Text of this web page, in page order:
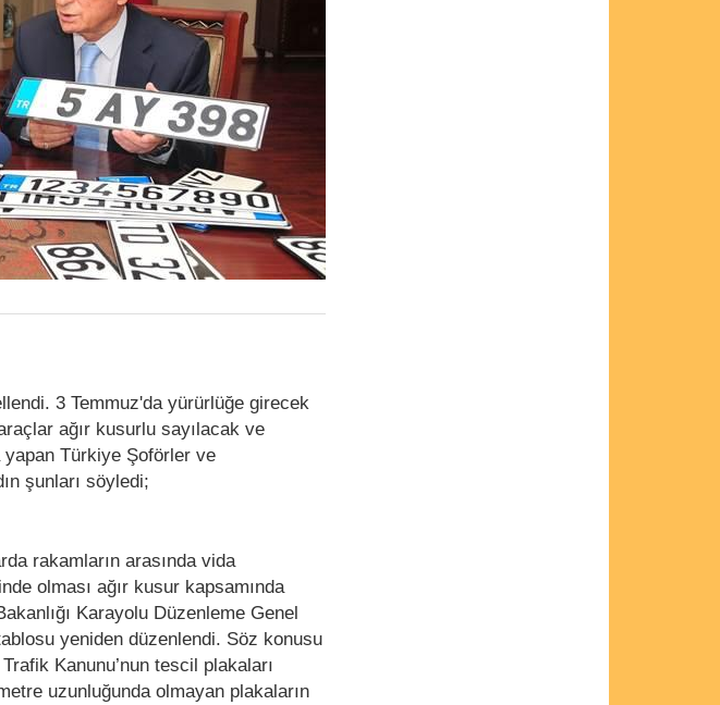
3 Temmuz'da yürürlüğe girecek
ağır kusurlu sayılacak ve
yapan Türkiye Şoförler ve
şunları söyledi;
rakamların arasında vida
olması ağır kusur kapsamında
Karayolu Düzenleme Genel
yeniden düzenlendi. Söz konusu
Kanunu’nun tescil plakaları
uzunluğunda olmayan plakaların